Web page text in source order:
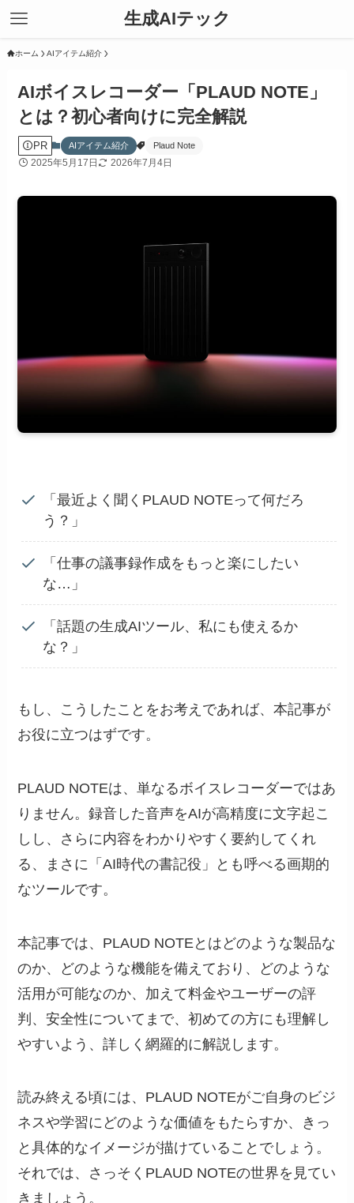
生成AIテック
ホーム AIアイテム紹介
AIボイスレコーダー「PLAUD NOTE」
とは？初心者向けに完全解説
PR AIアイテム紹介 Plaud Note
2025年5月17日 2026年7月4日
「最近よく聞くPLAUD NOTEって何だろ
う？」
「仕事の議事録作成をもっと楽にしたい
な…」
「話題の生成AIツール、私にも使えるか
な？」
もし、こうしたことをお考えであれば、本記事が
お役に立つはずです。
PLAUD NOTEは、単なるボイスレコーダーではあ
りません。録音した音声をAIが高精度に文字起こ
しし、さらに内容をわかりやすく要約してくれ
る、まさに「AI時代の書記役」とも呼べる画期的
なツールです。
本記事では、PLAUD NOTEとはどのような製品な
のか、どのような機能を備えており、どのような
活用が可能なのか、加えて料金やユーザーの評
判、安全性についてまで、初めての方にも理解し
やすいよう、詳しく網羅的に解説します。
読み終える頃には、PLAUD NOTEがご自身のビジ
ネスや学習にどのような価値をもたらすか、きっ
と具体的なイメージが描けていることでしょう。
それでは、さっそくPLAUD NOTEの世界を見てい
きましょう。